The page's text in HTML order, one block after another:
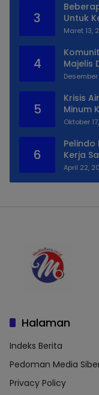
3
Untuk
Maret 13,
4
Majelis
5
Krisis
Minum
Untuk
Oktober
6
Pelindo
Kerja
Praktek
April 22,
Halaman
Indeks Berita
Pedoman Media
Privacy Policy